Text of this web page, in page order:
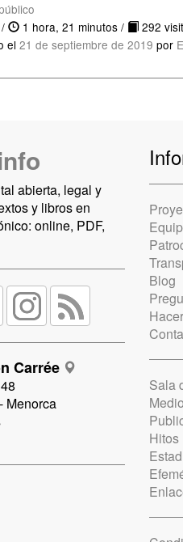
1 hora, 21 minutos /
292
el 21 de septiembre de 2019 por
abierta, legal y
y libros en
online, PDF,
Carrée
Menorca
Blog
Sala
Hitos